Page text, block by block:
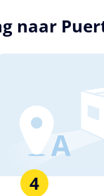
naar
4